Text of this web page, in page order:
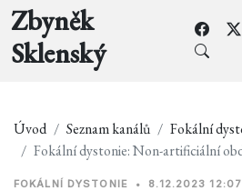
Zbyněk
Sklenský
Úvod Seznam kanálů
Fokální
Fokální dystonie: Non-artificiální
FOKÁLNÍ DYSTONIE • 8.12.2023 12:07